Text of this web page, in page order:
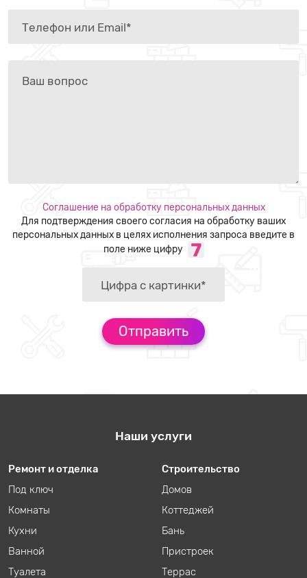
Соглашение на обработку персональных данных
Для подтверждения своего согласия на обработку ваших
персональных данных в целях исполнения запроса введите в
поле ниже цифру
Наши услуги
Ремонт и отделка
Под ключ
Комнаты
Кухни
Ванной
Туалета
Строительство
Домов
Коттеджей
Бань
Пристроек
Террас